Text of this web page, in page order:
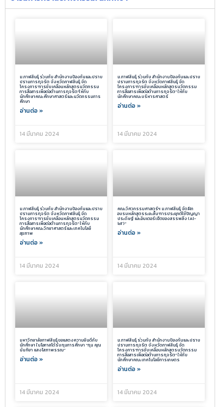
ม.กาฬสินธุ์ ร่วมกับ สำนักงานป้องกันและปราบ
ปรามการทุจริต จังหวัดกาฬสินธุ์ จัด
โครงการ”การขับเคลื่อนหลักสูตรนวัตกรรม
การสื่อสารเพื่อต่อต้านการทุจริต”ให้กับ
นักศึกษาคณะศึกษาศาสตร์และนวัตกรรมการ
ศึกษา
อ่านต่อ »
14 มีนาคม 2024
ม.กาฬสินธุ์ ร่วมกับ สำนักงานป้องกันและปราบ
ปรามการทุจริต จังหวัดกาฬสินธุ์ จัด
โครงการ”การขับเคลื่อนหลักสูตรนวัตกรรม
การสื่อสารเพื่อต่อต้านการทุจริต” ให้กับ
นักศึกษาคณะบริหารศาสตร์
อ่านต่อ »
14 มีนาคม 2024
ม.กาฬสินธุ์ ร่วมกับ สำนักงานป้องกันและปราบ
ปรามการทุจริต จังหวัดกาฬสินธุ์ จัด
โครงการ”การขับเคลื่อนหลักสูตรนวัตกรรม
การสื่อสารเพื่อต่อต้านการทุจริต” ให้กับ
นักศึกษาคณะวิทยาศาสตร์และเทคโนโลยี
สุขภาพ
อ่านต่อ »
14 มีนาคม 2024
คณะวิศวกรรมศาสตร์ฯ ม.กาฬสินธุ์ จัดฝึก
อบรมหลักสูตรระยะสั้น“การประยุกต์ใช้ปัญญา
ประดิษฐ์ และอินเตอร์เน็ตของสรรพสิ่ง (Al-
loT)”
อ่านต่อ »
14 มีนาคม 2024
มหาวิทยาลัยกาฬสินธุ์ ขอแสดงความยินดีกับ
นักศึกษา ในโอกาสได้รับทุนการศึกษา “ทุน คุณ
นันทิยา แสงโสภาพรรณ”
อ่านต่อ »
14 มีนาคม 2024
ม.กาฬสินธุ์ ร่วมกับ สำนักงานป้องกันและปราบ
ปรามการทุจริต จังหวัดกาฬสินธุ์ จัด
โครงการ”การขับเคลื่อนหลักสูตรนวัตกรรม
การสื่อสารเพื่อต่อต้านการทุจริต” ให้กับ
นักศึกษาคณะเทคโนโลยีการเกษตร
อ่านต่อ »
14 มีนาคม 2024